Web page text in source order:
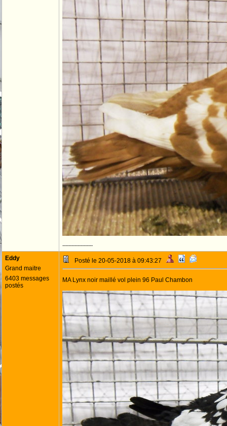
--------------------
Eddy
Grand maitre
6403 messages
postés
Posté le 20-05-2018 à 09:43:27
MA Lynx noir maillé vol plein 96 Paul Chambon